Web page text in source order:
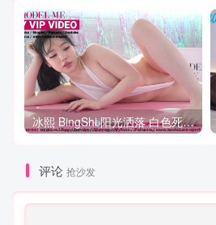
冰熙 BingShi 阳光洒落 白色死库水也藏不住她的动人曲线
评论 抢沙发